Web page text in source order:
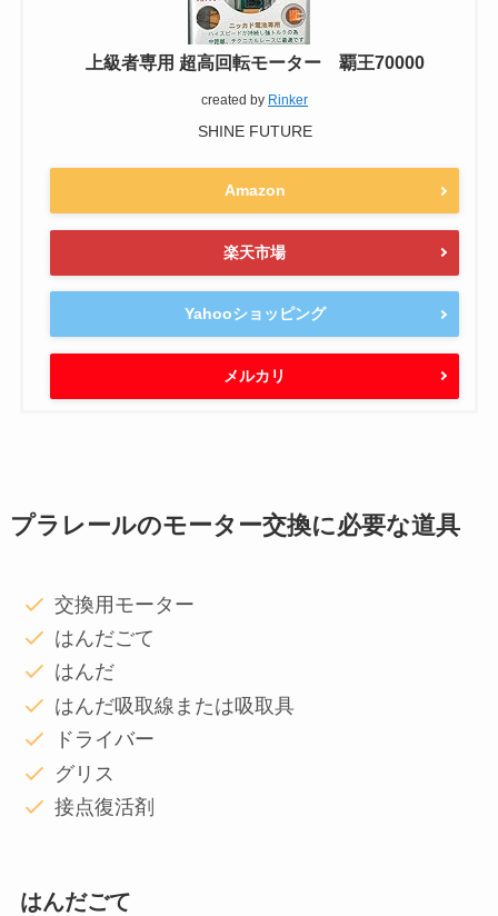
上級者専用 超高回転モーター 覇王70000
created by Rinker
SHINE FUTURE
Amazon
楽天市場
Yahooショッピング
メルカリ
プラレールのモーター交換に必要な道具
交換用モーター
はんだごて
はんだ
はんだ吸取線または吸取具
ドライバー
グリス
接点復活剤
はんだごて